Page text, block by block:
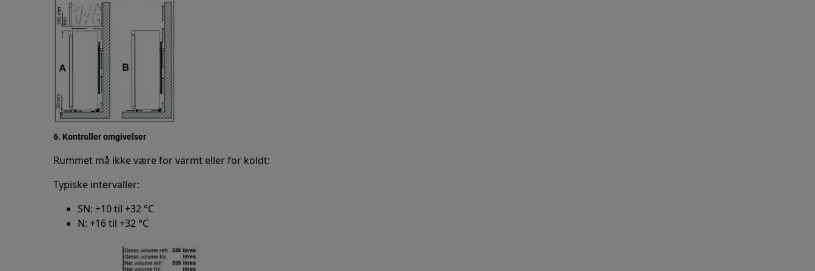
6. Kontroller omgivelser
Rummet må ikke være for varmt eller for koldt:
Typiske intervaller:
SN: +10 til +32 °C
N: +16 til +32 °C